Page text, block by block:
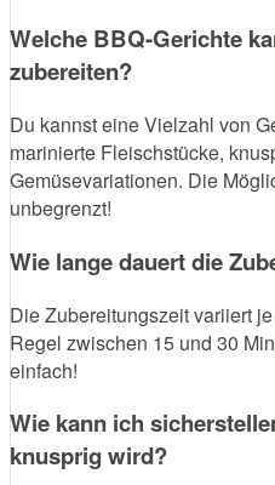
Welche BBQ-Gerichte
zubereiten?
Du kannst eine Vielzahl von
marinierte Fleischstücke,
Gemüsevariationen. Die
unbegrenzt!
Wie lange dauert die
Die Zubereitungszeit variiert
Regel zwischen 15 und 30
einfach!
Wie kann ich
knusprig wird?